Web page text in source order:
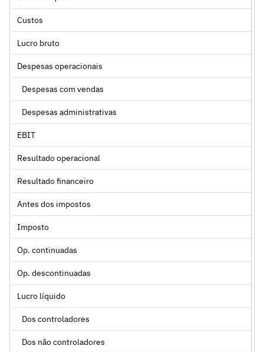
Custos
Lucro bruto
Despesas operacionais
Despesas com vendas
Despesas administrativas
EBIT
Resultado operacional
Resultado financeiro
Antes dos impostos
Imposto
Op. continuadas
Op. descontinuadas
Lucro líquido
Dos controladores
Dos não controladores